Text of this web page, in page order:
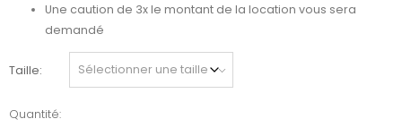
Une caution de 3x le montant de la location vous sera
demandé
Taille
Quantité:
quantité